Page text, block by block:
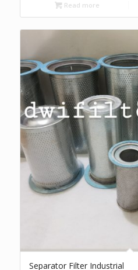
Read more
Separator Filter Industrial